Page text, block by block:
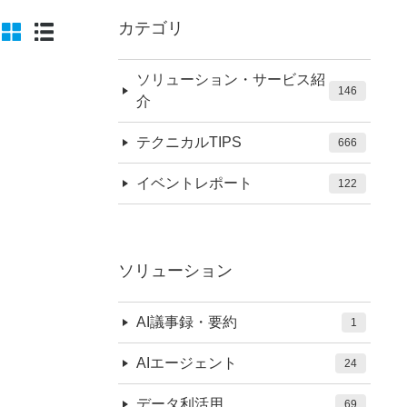
カテゴリ
ソリューション・サービス紹
介
146
テクニカルTIPS 666
イベントレポート 122
ソリューション
AI議事録・要約 1
AIエージェント 24